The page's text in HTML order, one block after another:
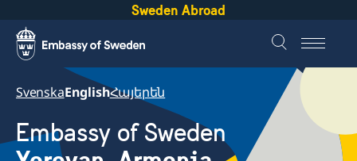
Sweden Abroad
SvenskaEnglishՀայերեն
Embassy of Sweden